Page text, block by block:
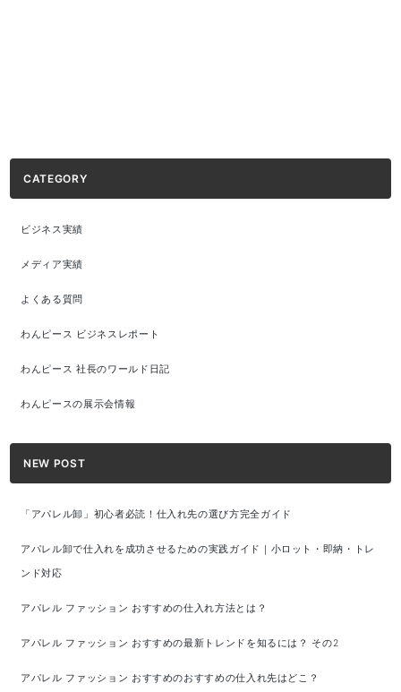
CATEGORY
ビジネス実績
メディア実績
よくある質問
わんピース ビジネスレポート
わんピース 社長のワールド日記
わんピースの展示会情報
NEW POST
「アパレル卸」初心者必読！仕入れ先の選び方完全ガイド
アパレル卸で仕入れを成功させるための実践ガイド｜小ロット・即納・トレ
ンド対応
アパレル ファッション おすすめの仕入れ方法とは？
アパレル ファッション おすすめの最新トレンドを知るには？ その2
アパレル ファッション おすすめのおすすめの仕入れ先はどこ？